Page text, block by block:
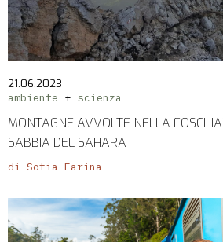
21.06.2023
ambiente
scienza
MONTAGNE AVVOLTE NELLA
SABBIA DEL SAHARA
di Sofia Farina